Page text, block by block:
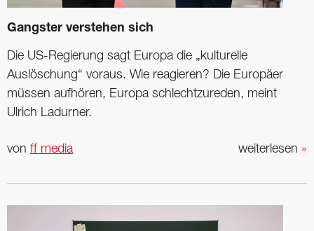
Gangster verstehen sich
Die US-Regierung sagt Europa die „kulturelle
Auslöschung“ voraus. Wie reagieren? Die Europäer
müssen aufhören, Europa schlechtzureden, meint
Ulrich Ladurner.
weiterlesen »
von ff media